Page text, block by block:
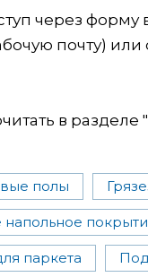
через форму
почту)
в разделе
полы
паркета